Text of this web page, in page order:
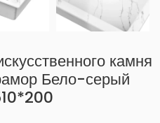
камня
Бело-серый